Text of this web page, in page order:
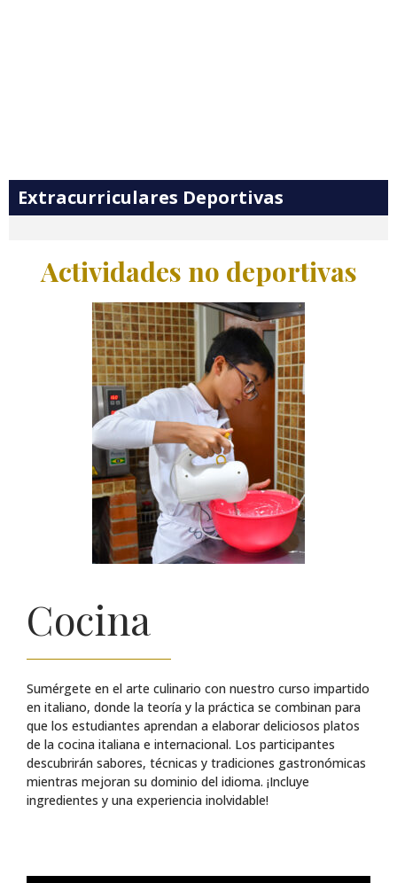
Extracurriculares Deportivas
Actividades no deportivas
Cocina
Sumérgete en el arte culinario con nuestro curso impartido
en italiano, donde la teoría y la práctica se combinan para
que los estudiantes aprendan a elaborar deliciosos platos
de la cocina italiana e internacional. Los participantes
descubrirán sabores, técnicas y tradiciones gastronómicas
mientras mejoran su dominio del idioma. ¡Incluye
ingredientes y una experiencia inolvidable!